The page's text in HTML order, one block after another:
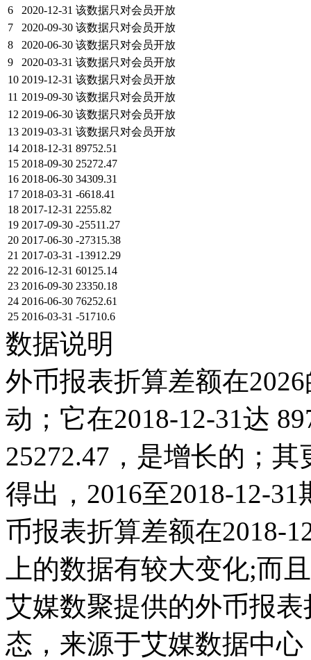
6
2020-12-31 该数据只对会员开放
7
2020-09-30 该数据只对会员开放
8
2020-06-30 该数据只对会员开放
9
2020-03-31 该数据只对会员开放
10 2019-12-31 该数据只对会员开放
11 2019-09-30 该数据只对会员开放
12 2019-06-30 该数据只对会员开放
13 2019-03-31 该数据只对会员开放
14 2018-12-31 89752.51
15 2018-09-30 25272.47
16 2018-06-30 34309.31
17 2018-03-31 -6618.41
18 2017-12-31 2255.82
19 2017-09-30 -25511.27
20 2017-06-30 -27315.38
21 2017-03-31 -13912.29
22 2016-12-31 60125.14
23 2016-09-30 23350.18
24 2016-06-30 76252.61
25 2016-03-31 -51710.6
数据说明
外币报表折算差额在
动；它在2018-12-31达
25272.47，是增长的；
得出，2016至2018-12-
币报表折算差额在2018-
上的数据有较大变化;而
艾媒数聚提供的外币报
态，来源于艾媒数据中